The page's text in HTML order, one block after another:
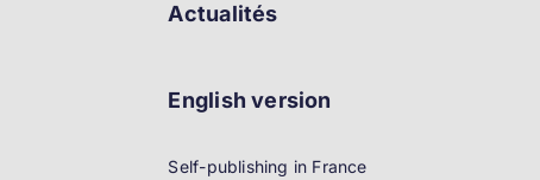
Actualités
English version
Self-publishing in France